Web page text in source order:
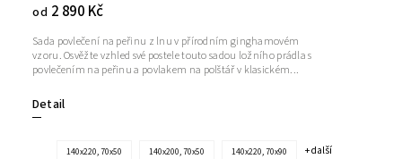
od 2 890 Kč
Detail
Sada povlečení na peřinu z lnu v přírodním ginghamovém
vzoru. Osvěžte vzhled své postele touto sadou ložního prádla s
povlečením na peřinu a povlakem na polštář v klasickém...
140x220, 70x50 140x200, 70x50 140x220, 70x90 + další